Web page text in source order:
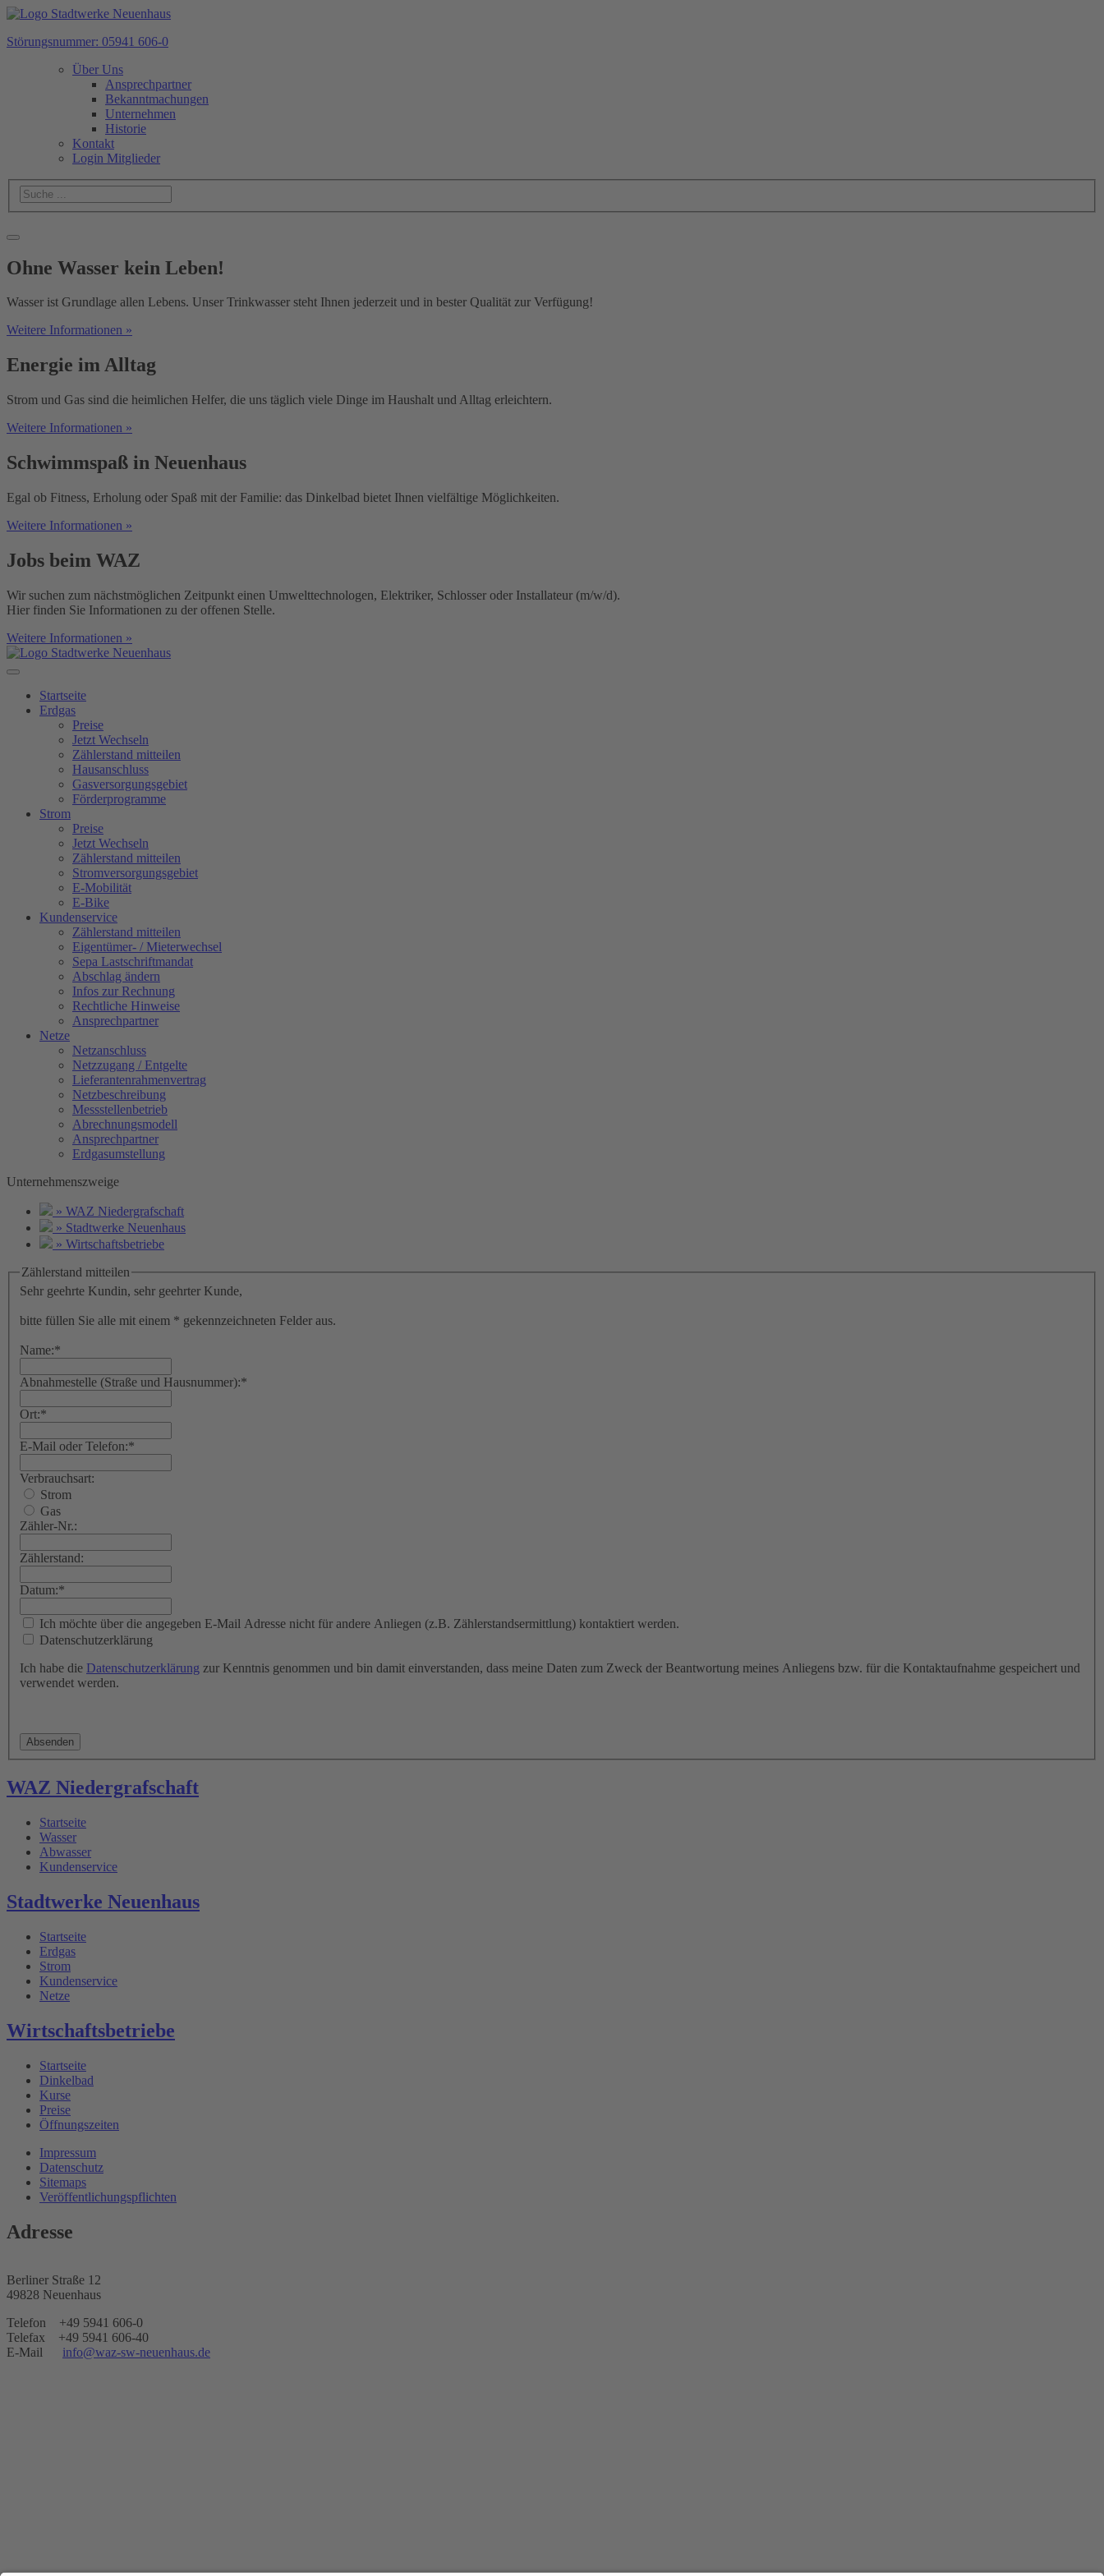
Störungsnummer: 05941 606-0
Über Uns
Ansprechpartner
Bekanntmachungen
Unternehmen
Historie
Kontakt
Login Mitglieder
Ohne Wasser kein Leben!
Wasser ist Grundlage allen Lebens. Unser Trinkwasser steht Ihnen jederzeit und in bester Qualität zur Verfügung!
Weitere Informationen »
Energie im Alltag
Strom und Gas sind die heimlichen Helfer, die uns täglich viele Dinge im Haushalt und Alltag erleichtern.
Weitere Informationen »
Schwimmspaß in Neuenhaus
Egal ob Fitness, Erholung oder Spaß mit der Familie: das Dinkelbad bietet Ihnen vielfältige Möglichkeiten.
Weitere Informationen »
Jobs beim WAZ
Wir suchen zum nächstmöglichen Zeitpunkt einen Umwelttechnologen, Elektriker, Schlosser oder Installateur (m/w/d).
Hier finden Sie Informationen zu der offenen Stelle.
Weitere Informationen »
Startseite
Erdgas
Preise
Jetzt Wechseln
Zählerstand mitteilen
Hausanschluss
Gasversorgungsgebiet
Förderprogramme
Strom
Preise
Jetzt Wechseln
Zählerstand mitteilen
Stromversorgungsgebiet
E-Mobilität
E-Bike
Kundenservice
Zählerstand mitteilen
Eigentümer- / Mieterwechsel
Sepa Lastschriftmandat
Abschlag ändern
Infos zur Rechnung
Rechtliche Hinweise
Ansprechpartner
Netze
Netzanschluss
Netzzugang / Entgelte
Lieferantenrahmenvertrag
Netzbeschreibung
Messstellenbetrieb
Abrechnungsmodell
Ansprechpartner
Erdgasumstellung
Unternehmenszweige
» WAZ Niedergrafschaft
» Stadtwerke Neuenhaus
» Wirtschaftsbetriebe
Zählerstand mitteilen
Sehr geehrte Kundin, sehr geehrter Kunde,
bitte füllen Sie alle mit einem * gekennzeichneten Felder aus.
Name:*
Abnahmestelle (Straße und Hausnummer):*
Ort:*
E-Mail oder Telefon:*
Verbrauchsart:
Strom
Gas
Zähler-Nr.:
Zählerstand:
Datum:*
Ich möchte über die angegeben E-Mail Adresse nicht für andere Anliegen (z.B. Zählerstandsermittlung) kontaktiert werden.
Datenschutzerklärung
Ich habe die Datenschutzerklärung zur Kenntnis genommen und bin damit einverstanden, dass meine Daten zum Zweck der Beantwortung meines Anliegens bzw. für die Kontaktaufnahme gespeichert und
verwendet werden.
WAZ Niedergrafschaft
Startseite
Wasser
Abwasser
Kundenservice
Stadtwerke Neuenhaus
Startseite
Erdgas
Strom
Kundenservice
Netze
Wirtschaftsbetriebe
Startseite
Dinkelbad
Kurse
Preise
Öffnungszeiten
Impressum
Datenschutz
Sitemaps
Veröffentlichungspflichten
Adresse
Berliner Straße 12
49828 Neuenhaus
Telefon +49 5941 606-0
Telefax +49 5941 606-40
E-Mail info@waz-sw-neuenhaus.de